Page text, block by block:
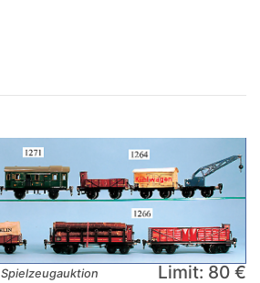
Spielzeugauktion
Limit: 80 €